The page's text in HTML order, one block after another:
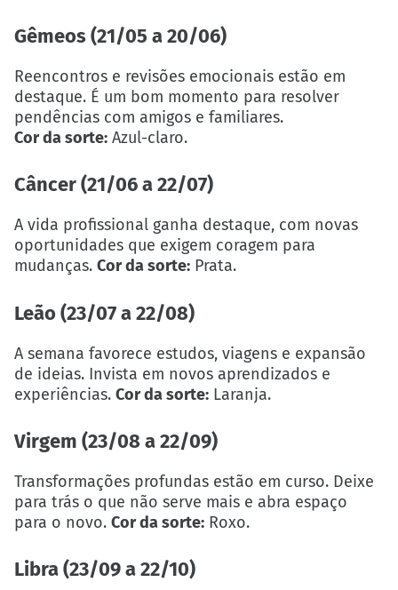
Gêmeos (21/05 a 20/06)
Reencontros e revisões emocionais estão em
destaque. É um bom momento para resolver
pendências com amigos e familiares.
Cor da sorte: Azul-claro.
Câncer (21/06 a 22/07)
A vida profissional ganha destaque, com novas
oportunidades que exigem coragem para
mudanças. Cor da sorte: Prata.
Leão (23/07 a 22/08)
A semana favorece estudos, viagens e expansão
de ideias. Invista em novos aprendizados e
experiências. Cor da sorte: Laranja.
Virgem (23/08 a 22/09)
Transformações profundas estão em curso. Deixe
para trás o que não serve mais e abra espaço
para o novo. Cor da sorte: Roxo.
Libra (23/09 a 22/10)